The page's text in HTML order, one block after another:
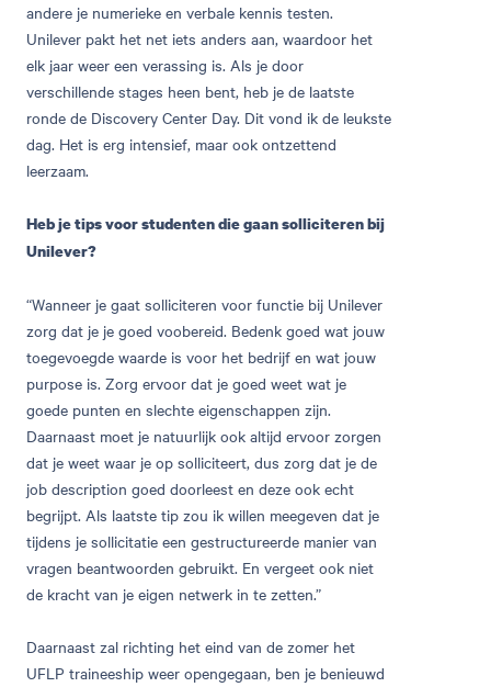
andere je numerieke en verbale kennis testen.
Unilever pakt het net iets anders aan, waardoor het
elk jaar weer een verassing is. Als je door
verschillende stages heen bent, heb je de laatste
ronde de Discovery Center Day. Dit vond ik de leukste
dag. Het is erg intensief, maar ook ontzettend
leerzaam.
Heb je tips voor studenten die gaan solliciteren bij
Unilever?
“Wanneer je gaat solliciteren voor functie bij Unilever
zorg dat je je goed voobereid. Bedenk goed wat jouw
toegevoegde waarde is voor het bedrijf en wat jouw
purpose is. Zorg ervoor dat je goed weet wat je
goede punten en slechte eigenschappen zijn.
Daarnaast moet je natuurlijk ook altijd ervoor zorgen
dat je weet waar je op solliciteert, dus zorg dat je de
job description goed doorleest en deze ook echt
begrijpt. Als laatste tip zou ik willen meegeven dat je
tijdens je sollicitatie een gestructureerde manier van
vragen beantwoorden gebruikt. En vergeet ook niet
de kracht van je eigen netwerk in te zetten.”
Daarnaast zal richting het eind van de zomer het
UFLP traineeship weer opengegaan, ben je benieuwd